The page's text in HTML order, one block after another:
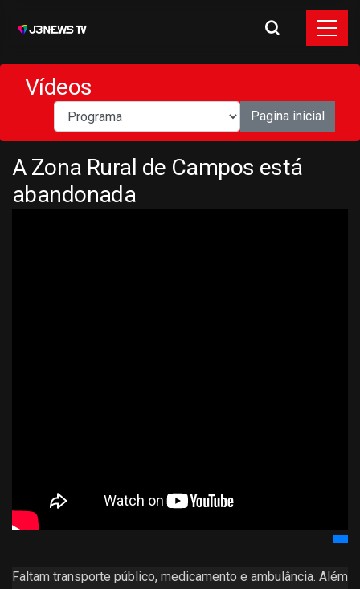
Vídeos
Pagina inicial
A Zona Rural de Campos está
abandonada
Faltam transporte público, medicamento e ambulância. Além